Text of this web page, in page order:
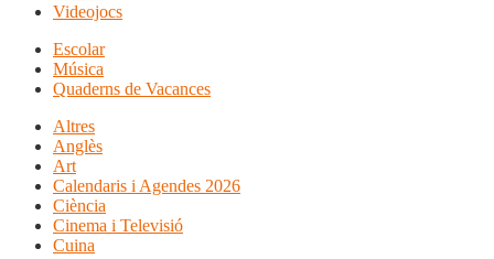
Videojocs
Escolar
Música
Quaderns de Vacances
Altres
Anglès
Art
Calendaris i Agendes 2026
Ciència
Cinema i Televisió
Cuina